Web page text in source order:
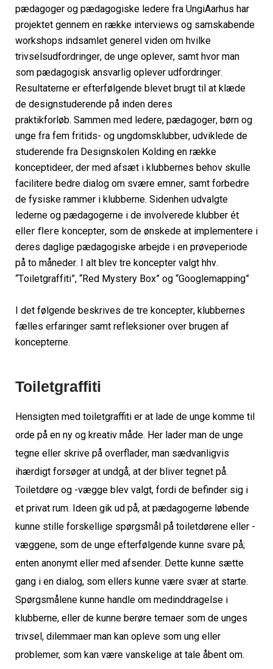
pædagoger og pædagogiske ledere fra UngiAarhus har
projektet gennem en række interviews og samskabende
workshops indsamlet generel viden om hvilke
trivselsudfordringer, de unge oplever, samt hvor man
som pædagogisk ansvarlig oplever udfordringer.
Resultaterne er efterfølgende blevet brugt til at klæde
de designstuderende på inden deres
praktikforløb. Sammen med ledere, pædagoger, børn og
unge fra fem fritids- og ungdomsklubber, udviklede de
studerende fra Designskolen Kolding en række
konceptideer, der med afsæt i klubbernes behov skulle
facilitere bedre dialog om svære emner, samt forbedre
de fysiske rammer i klubberne. Sidenhen udvalgte
lederne og pædagogerne i de involverede klubber ét
eller flere koncepter, som de ønskede at implementere i
deres daglige pædagogiske arbejde i en prøveperiode
på to måneder.
“Toiletgraffiti”, “Red Mystery Box” og “Googlemapping”
I det følgende beskrives de tre koncepter, klubbernes
fælles erfaringer samt refleksioner over brugen af
koncepterne.
Toiletgraffiti
Hensigten med toiletgrafti er at lade de unge komme til
orde på en ny og kreativ måde.
tegne eller skrive på overflader, man
ihærdigt forsøger at undgå, at der bliver tegnet på.
Toiletdøre og -vægge blev valgt, fordi de befinder sig i
et privat rum. Ideen gik ud på, at pædagogerne løbende
kunne stille forskellige spørgsmål på toiletdørene eller -
væggene, som de unge efterfølgende kunne svare på;
enten anonymt eller med afsender. Dette kunne sætte
gang i en dialog, som ellers kunne være svær at starte.
Spørgsmålene kunne handle om medinddragelse i
klubberne, eller de kunne berøre temaer som de unges
trivsel, dilemmaer man kan opleve som ung eller
problemer, som kan være vanskelige at tale åbent om.